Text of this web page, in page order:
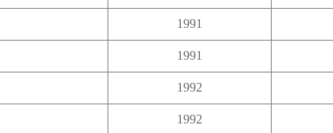
1991
1991
1992
1992